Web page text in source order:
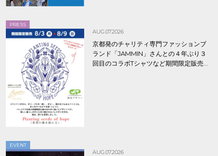
PRESS
AUG.07.2026
京都発のチャリティ専門ファッションブ
ランド「JAMMIN」さんとの４年ぶり３
回目のコラボTシャツなど期間限定販売、
EVENT
AUG.07.2026